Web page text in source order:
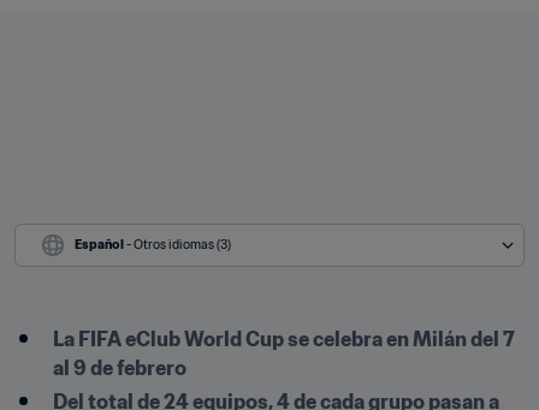
Español - Otros idiomas (3)
La FIFA eClub World Cup se celebra en Milán del 7
al 9 de febrero
Del total de 24 equipos, 4 de cada grupo pasan a